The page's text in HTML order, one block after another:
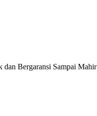
dan Bergaransi Sampai Mahir